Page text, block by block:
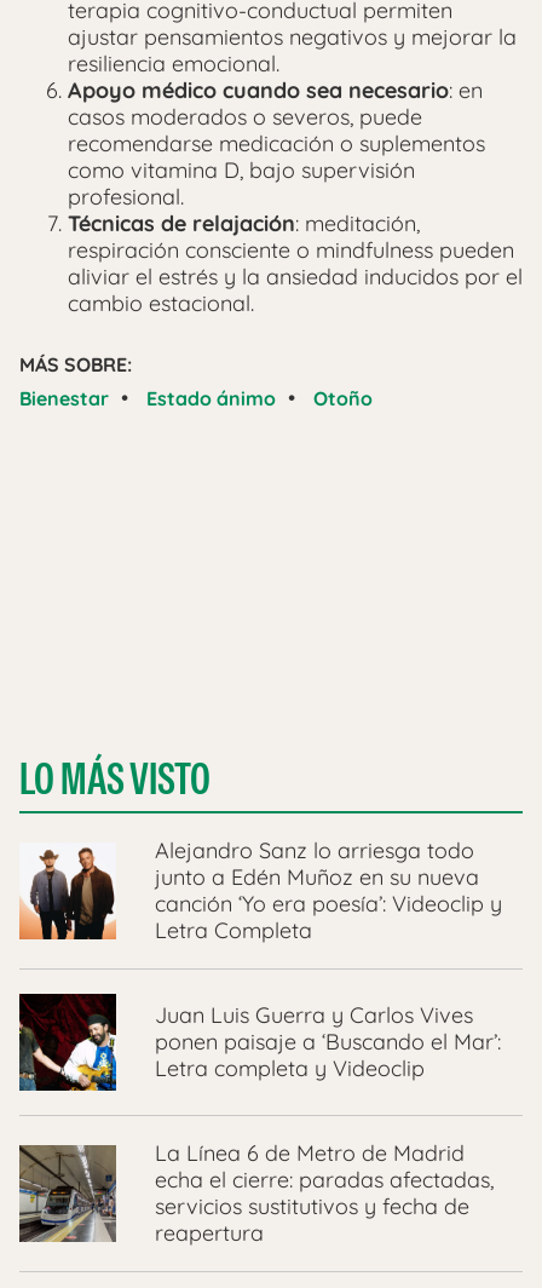
terapia cognitivo-conductual permiten
ajustar pensamientos negativos y mejorar la
resiliencia emocional.
Apoyo médico cuando sea necesario: en
casos moderados o severos, puede
recomendarse medicación o suplementos
como vitamina D, bajo supervisión
profesional.
Técnicas de relajación: meditación,
respiración consciente o mindfulness pueden
aliviar el estrés y la ansiedad inducidos por el
cambio estacional.
MÁS SOBRE:
Bienestar • Estado ánimo • Otoño
LO MÁS VISTO
Alejandro Sanz lo arriesga todo
junto a Edén Muñoz en su nueva
canción ‘Yo era poesía’: Videoclip y
Letra Completa
Juan Luis Guerra y Carlos Vives
ponen paisaje a ‘Buscando el Mar’:
Letra completa y Videoclip
La Línea 6 de Metro de Madrid
echa el cierre: paradas afectadas,
servicios sustitutivos y fecha de
reapertura